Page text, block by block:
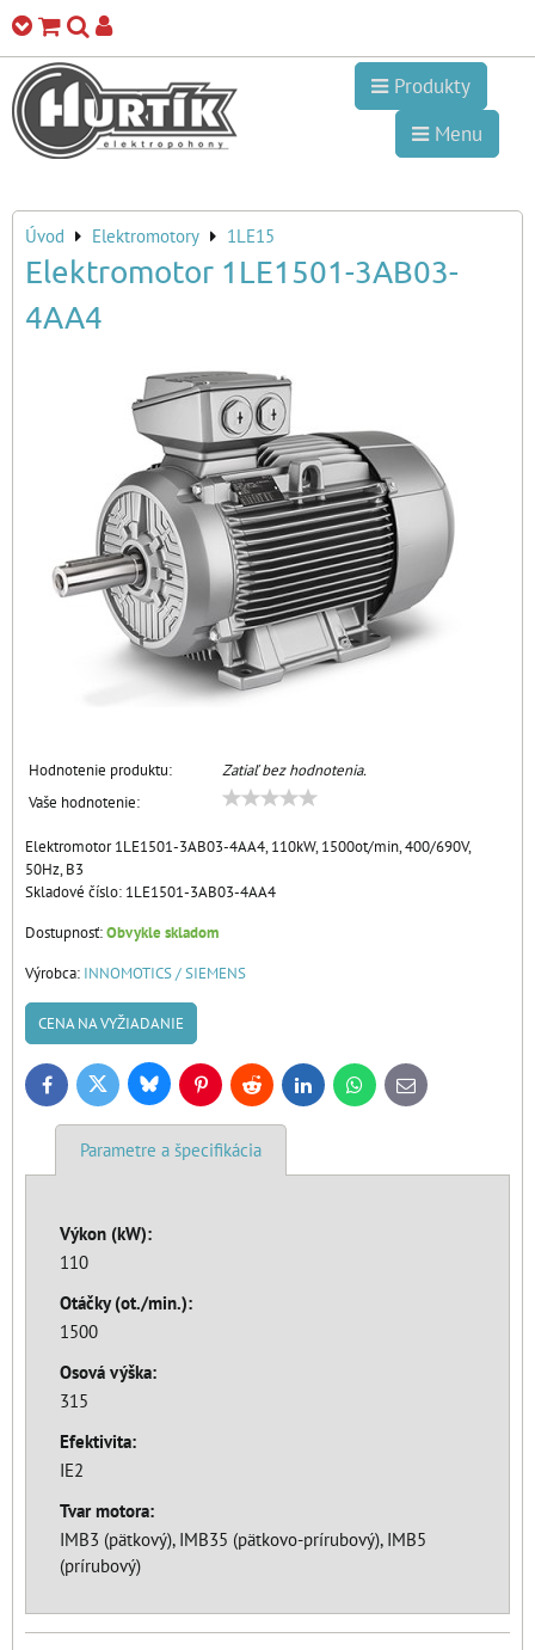
Produkty
Menu
Úvod Elektromotory 1LE15
Elektromotor 1LE1501-3AB03-
4AA4
Hodnotenie produktu:
Zatiaľ bez hodnotenia.
Vaše hodnotenie:
Elektromotor 1LE1501-3AB03-4AA4, 110kW, 1500ot/min, 400/690V,
50Hz, B3
Skladové číslo: 1LE1501-3AB03-4AA4
Dostupnosť:Obvykle skladom
Výrobca: INNOMOTICS / SIEMENS
CENA NA VYŽIADANIE
FacebookTwitter BlueskyPinterestReddit LinkedInWhatsApp
E-
mail
Parametre a špecifikácia
Výkon (kW):
110
Otáčky (ot./min.):
1500
Osová výška:
315
Efektivita:
IE2
Tvar motora:
IMB3 (pätkový), IMB35 (pätkovo-prírubový), IMB5
(prírubový)